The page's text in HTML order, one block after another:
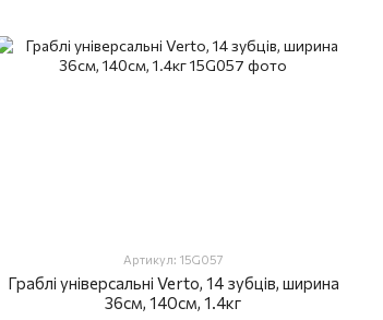
Артикул: 15G057
Граблі універсальні Verto, 14 зубців, ширина
36см, 140см, 1.4кг